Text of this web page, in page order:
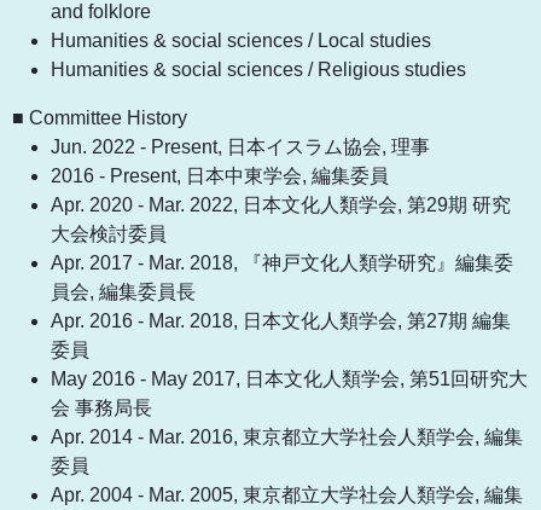
and folklore
Humanities & social sciences / Local studies
Humanities & social sciences / Religious studies
■ Committee History
Jun. 2022 - Present, 日本イスラム協会, 理事
2016 - Present, 日本中東学会, 編集委員
Apr. 2020 - Mar. 2022, 日本文化人類学会, 第29期 研究
大会検討委員
Apr. 2017 - Mar. 2018, 『神戸文化人類学研究』編集委
員会, 編集委員長
Apr. 2016 - Mar. 2018, 日本文化人類学会, 第27期 編集
委員
May 2016 - May 2017, 日本文化人類学会, 第51回研究大
会 事務局長
Apr. 2014 - Mar. 2016, 東京都立大学社会人類学会, 編集
委員
Apr. 2004 - Mar. 2005, 東京都立大学社会人類学会, 編集